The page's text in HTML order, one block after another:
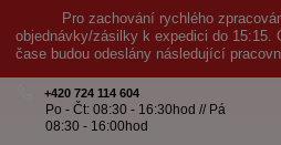
Pro zachování rychlého
objednávky/zásilky k expedici do 15:15.
čase budou odeslány následující
+420 724 114 604
Po - Čt: 08:30 - 16:30hod // Pá
08:30 - 16:00hod